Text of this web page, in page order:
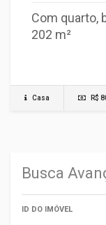
Com quarto,
202 m²
Casa R$
Busca
ID DO IMÓVEL